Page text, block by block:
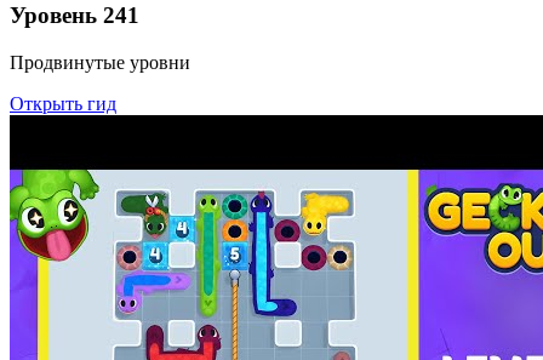
Уровень 241
Продвинутые уровни
Открыть гид